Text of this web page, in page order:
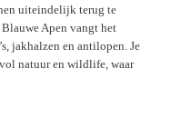
uiteindelijk terug te
Apen vangt het
jakhalzen en antilopen. Je
natuur en wildlife, waar